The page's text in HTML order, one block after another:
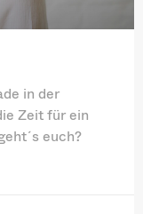
in der
Zeit für ein
euch?